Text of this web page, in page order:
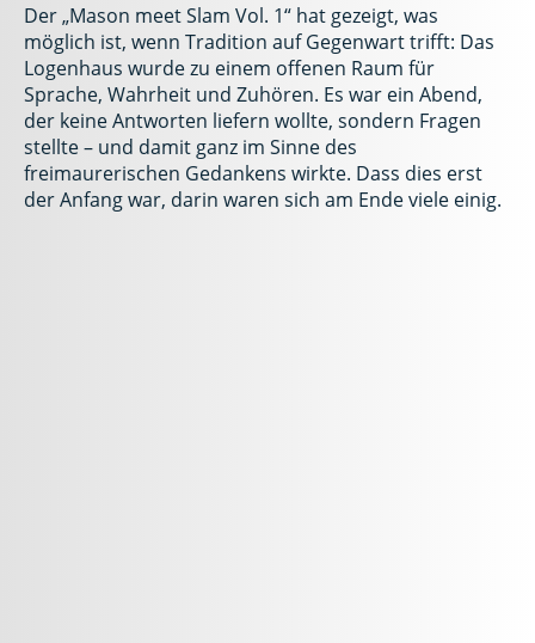
Der „Mason meet Slam Vol. 1“ hat gezeigt, was
möglich ist, wenn Tradition auf Gegenwart trifft: Das
Logenhaus wurde zu einem offenen Raum für
Sprache, Wahrheit und Zuhören. Es war ein Abend,
der keine Antworten liefern wollte, sondern Fragen
stellte – und damit ganz im Sinne des
freimaurerischen Gedankens wirkte. Dass dies erst
der Anfang war, darin waren sich am Ende viele einig.